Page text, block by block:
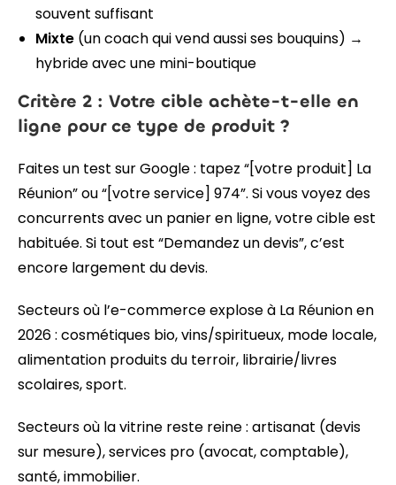
souvent suffisant
Mixte (un coach qui vend aussi ses bouquins) →
hybride avec une mini-boutique
Critère 2 : Votre cible achète-t-elle en
ligne pour ce type de produit ?
Faites un test sur Google : tapez “[votre produit] La
Réunion” ou “[votre service] 974”. Si vous voyez des
concurrents avec un panier en ligne, votre cible est
habituée. Si tout est “Demandez un devis”, c’est
encore largement du devis.
Secteurs où l’e-commerce explose à La Réunion en
2026 : cosmétiques bio, vins/spiritueux, mode locale,
alimentation produits du terroir, librairie/livres
scolaires, sport.
Secteurs où la vitrine reste reine : artisanat (devis
sur mesure), services pro (avocat, comptable),
santé, immobilier.